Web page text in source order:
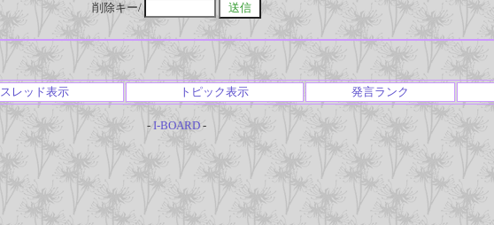
削除キー/
スレッド表示 トピック表示 発言ランク
- I-BOARD-